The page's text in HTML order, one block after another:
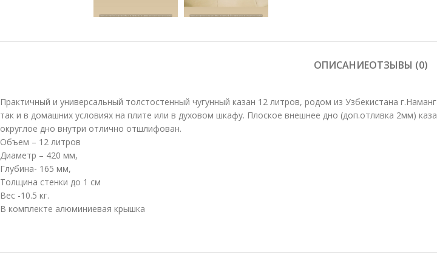
ОПИСАНИЕОТЗЫВЫ (0)
Практичный и универсальный толстостенный чугунный казан 12 литров, родом из Узбекистана
так и в домашних условиях на плите или в духовом шкафу. Плоское внешнее дно (доп.отливка 2мм)
округлое дно внутри отлично отшлифован.
Объем – 12 литров
Диаметр – 420 мм,
Глубина- 165 мм,
Толщина стенки до 1 см
Вес -10.5 кг.
В комплекте алюминиевая крышка